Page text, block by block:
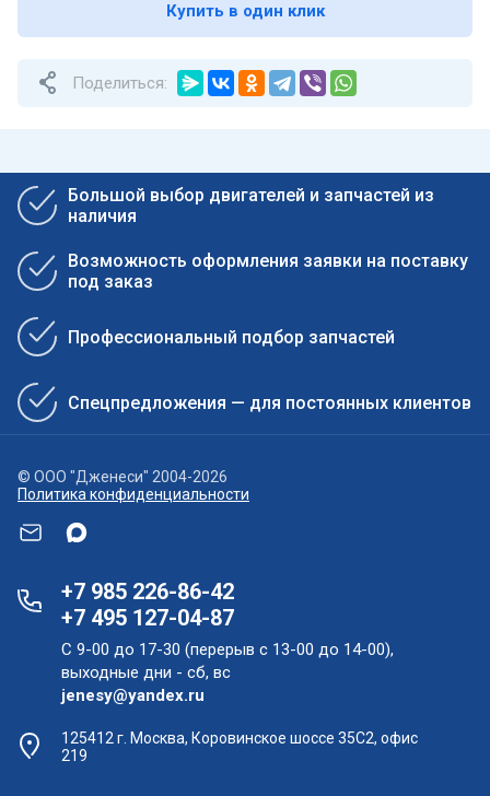
Купить в один клик
Поделиться:
Большой выбор двигателей и запчастей из
наличия
Возможность оформления заявки на поставку
под заказ
Профессиональный подбор запчастей
Спецпредложения — для постоянных клиентов
© ООО "Дженеси" 2004-2026
Политика конфиденциальности
+7 985 226-86-42
+7 495 127-04-87
С 9-00 до 17-30 (перерыв с 13-00 до 14-00),
выходные дни - сб, вс
jenesy@yandex.ru
125412 г. Москва, Коровинское шоссе 35С2, офис
219